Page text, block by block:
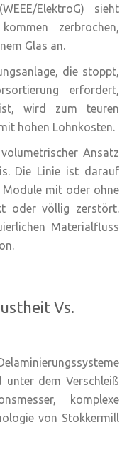
ElektroG) sieht
zerbrochen,
Glas an.
die stoppt,
erfordert,
wird zum teuren
hohen Lohnkosten.
Ansatz
Die Linie ist darauf
Module mit oder ohne
oder völlig zerstört.
Materialfluss
Vs.
unter dem Verschleiß
komplexe
von Stokkermill